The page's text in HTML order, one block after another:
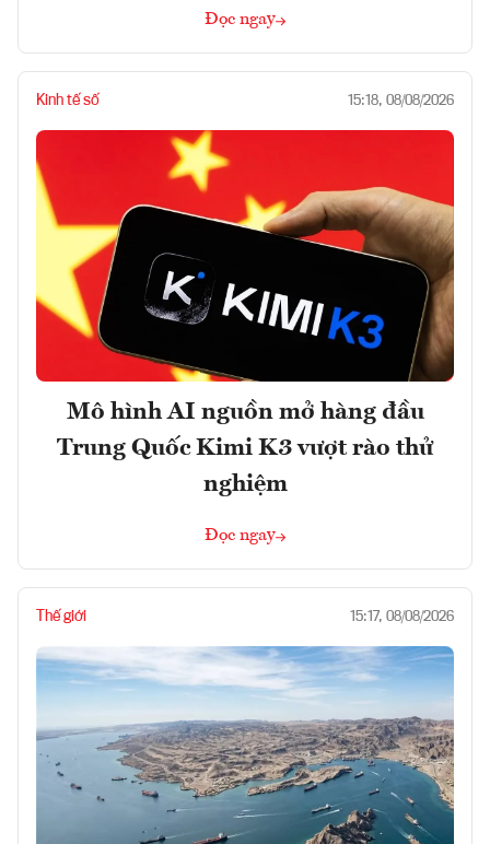
Đọc ngay
Kinh tế số 15:18, 08/08/2026
Mô hình AI nguồn mở hàng đầu
Trung Quốc Kimi K3 vượt rào thử
nghiệm
Đọc ngay
Thế giới 15:17, 08/08/2026